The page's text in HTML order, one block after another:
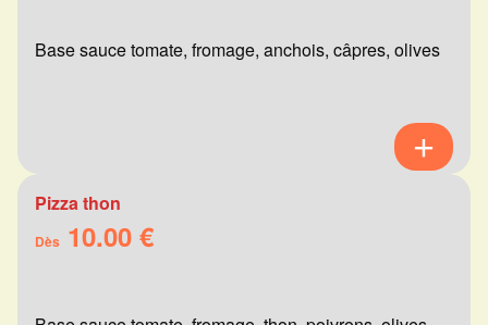
Base sauce tomate, fromage, anchois, câpres, olives
Pizza thon
Dès 10.00 €